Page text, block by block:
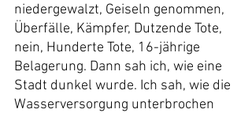
niedergewalzt, Geiseln genommen,
Überfälle, Kämpfer, Dutzende Tote,
nein, Hunderte Tote, 16-jährige
Belagerung. Dann sah ich, wie eine
Stadt dunkel wurde. Ich sah, wie die
Wasserversorgung unterbrochen